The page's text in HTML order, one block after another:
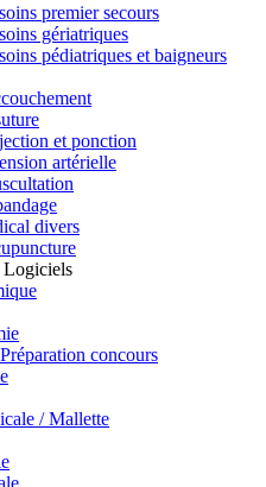
premier secours
gériatriques
pédiatriques et baigneurs
et ponction
artérielle
divers
Logiciels
concours
/ Mallette